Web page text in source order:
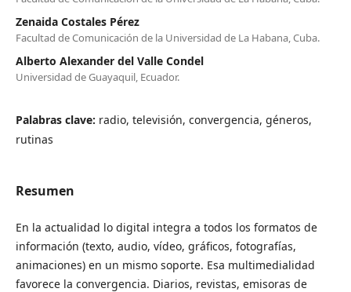
Zenaida Costales Pérez
Facultad de Comunicación de la Universidad de La Habana, Cuba.
Alberto Alexander del Valle Condel
Universidad de Guayaquil, Ecuador.
Palabras clave: radio, televisión, convergencia, géneros,
rutinas
Resumen
En la actualidad lo digital integra a todos los formatos de
información (texto, audio, vídeo, gráficos, fotografías,
animaciones) en un mismo soporte. Esa multimedialidad
favorece la convergencia. Diarios, revistas, emisoras de